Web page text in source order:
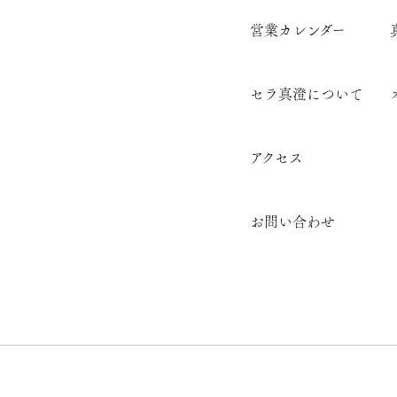
営業カレンダー
セラ真澄について
アクセス
お問い合わせ